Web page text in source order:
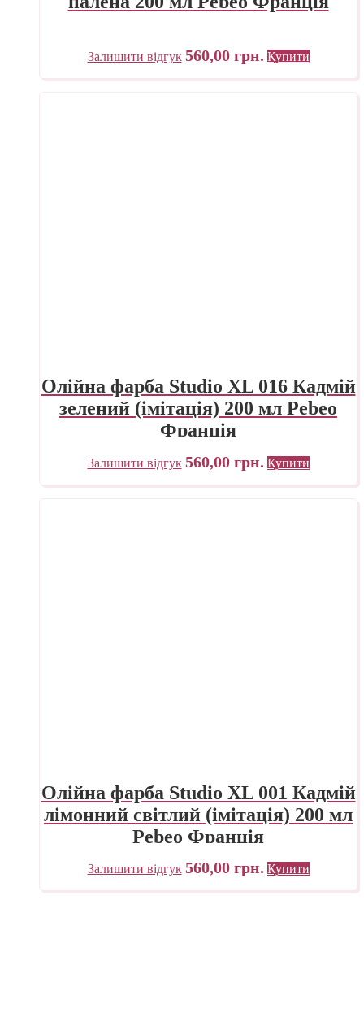
Залишити відгук 560,00 грн. Купити
Олійна фарба Studio XL 016 Кадмій
зелений (імітація) 200 мл Pebeo
Франція
Залишити відгук 560,00 грн. Купити
Олійна фарба Studio XL 001 Кадмій
лімонний світлий (імітація) 200 мл
Pebeo Франція
Залишити відгук 560,00 грн. Купити